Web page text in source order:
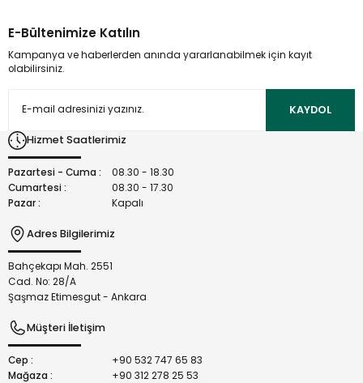
kullanarak tarafımıza iletebilirsiniz.
Görüş ve önerileriniz için teşekkür ederiz.
Ürün açıklamasında eksik bilgiler bulunuyor.
Bu ürüne benzer farklı alternatifler olmalı.
E-Bültenimize Katılın
Kampanya ve haberlerden anında yararlanabilmek için kayıt
olabilirsiniz.
KAYDOL
Hizmet Saatlerimiz
Pazartesi - Cuma :
08.30 - 18.30
Cumartesi :
08.30 - 17.30
Pazar :
Kapalı
Adres Bilgilerimiz
Bahçekapı Mah. 2551
Cad. No: 28/A
Şaşmaz Etimesgut - Ankara
Müşteri İletişim
Cep :
+90 532 747 65 83
Mağaza :
+90 312 278 25 53